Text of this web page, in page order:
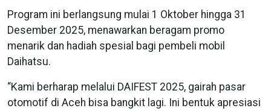
Program ini berlangsung mulai 1 Oktober hingga 31
Desember 2025, menawarkan beragam promo
menarik dan hadiah spesial bagi pembeli mobil
Daihatsu.
“Kami berharap melalui DAIFEST 2025, gairah pasar
otomotif di Aceh bisa bangkit lagi. Ini bentuk apresiasi